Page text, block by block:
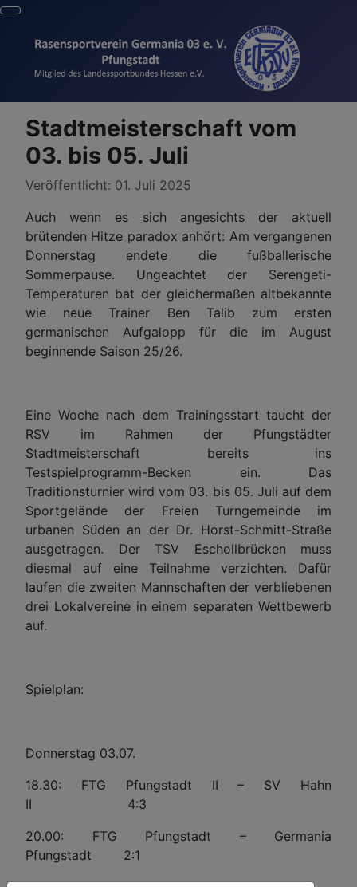
Stadtmeisterschaft vom
03. bis 05. Juli
Details
Veröffentlicht: 01. Juli 2025
Auch wenn es sich angesichts der aktuell
brütenden Hitze paradox anhört: Am vergangenen
Donnerstag endete die fußballerische
Sommerpause. Ungeachtet der Serengeti-
Temperaturen bat der gleichermaßen altbekannte
wie neue Trainer Ben Talib zum ersten
germanischen Aufgalopp für die im August
beginnende Saison 25/26.
Eine Woche nach dem Trainingsstart taucht der
RSV im Rahmen der Pfungstädter
Stadtmeisterschaft bereits ins
Testspielprogramm-Becken ein. Das
Traditionsturnier wird vom 03. bis 05. Juli auf dem
Sportgelände der Freien Turngemeinde im
urbanen Süden an der Dr. Horst-Schmitt-Straße
ausgetragen. Der TSV Eschollbrücken muss
diesmal auf eine Teilnahme verzichten. Dafür
laufen die zweiten Mannschaften der verbliebenen
drei Lokalvereine in einem separaten Wettbewerb
auf.
Spielplan:
Donnerstag 03.07.
18.30: FTG Pfungstadt II – SV Hahn
II 4:3
20.00: FTG Pfungstadt – Germania
Pfungstadt 2:1